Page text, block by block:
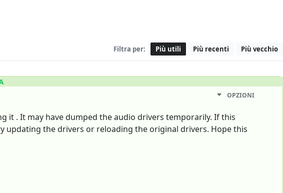
Filtra per: Più utili Più recenti Più vecchio
OPZIONI
it . It may have dumped the audio drivers temporarily. If this
updating the drivers or reloading the original drivers. Hope this